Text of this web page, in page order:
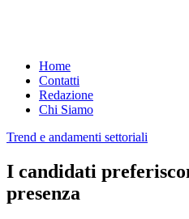
Home
Contatti
Redazione
Chi Siamo
Trend e andamenti settoriali
I candidati
presenza